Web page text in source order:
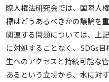
際人権法研究会では、国際人
標はどうあるべきかの議論を
関連する問題については、上
に対処することなく、SDGs
生へのアクセスと持続可能な
あるという立場から、水に対